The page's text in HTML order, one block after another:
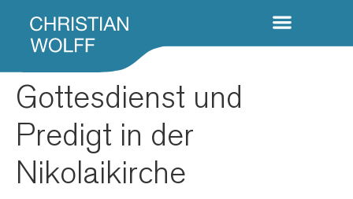
Gottesdienst und
Predigt in der
Nikolaikirche